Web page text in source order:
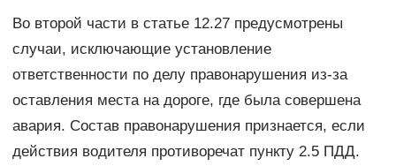
Во второй части в статье 12.27 предусмотрены
случаи, исключающие установление
ответственности по делу правонарушения из-за
оставления места на дороге, где была совершена
авария. Состав правонарушения признается, если
действия водителя противоречат пункту 2.5 ПДД.